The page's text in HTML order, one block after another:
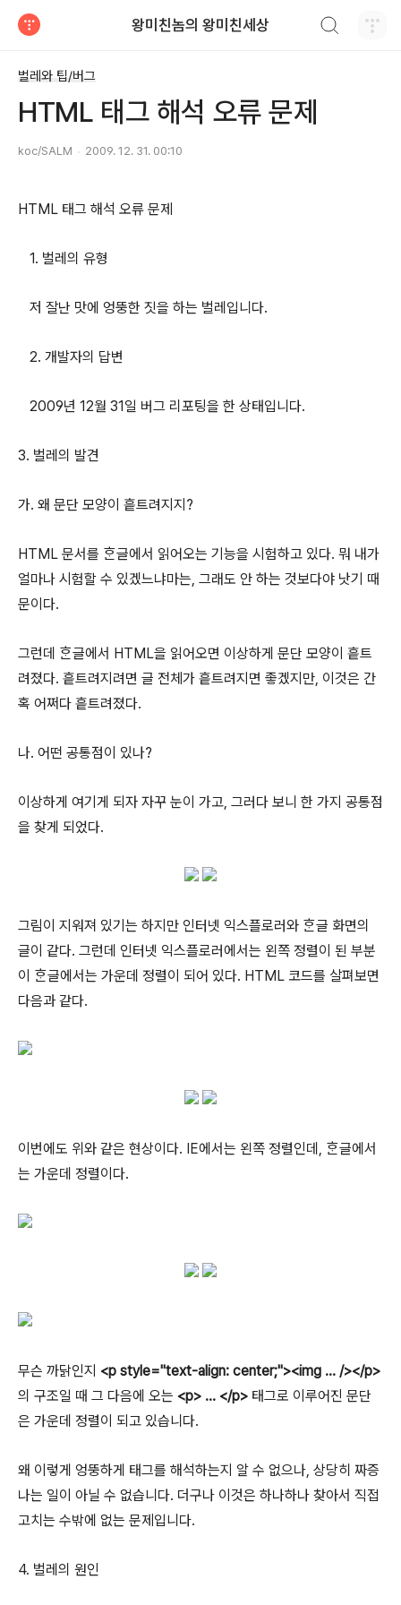
왕미친놈의 왕미친세상
벌레와 팁/버그
HTML 태그 해석 오류 문제
koc/SALM 2009. 12. 31. 00:10
HTML 태그 해석 오류 문제
1. 벌레의 유형
저 잘난 맛에 엉뚱한 짓을 하는 벌레입니다.
2. 개발자의 답변
2009년 12월 31일 버그 리포팅을 한 상태입니다.
3. 벌레의 발견
가. 왜 문단 모양이 흩트려지지?
HTML 문서를 ᄒᆞᆫ글에서 읽어오는 기능을 시험하고 있다. 뭐 내가
얼마나 시험할 수 있겠느냐마는, 그래도 안 하는 것보다야 낫기 때
문이다.
그런데 ᄒᆞᆫ글에서 HTML을 읽어오면 이상하게 문단 모양이 흩트
려졌다. 흩트려지려면 글 전체가 흩트려지면 좋겠지만, 이것은 간
혹 어쩌다 흩트려졌다.
나. 어떤 공통점이 있나?
이상하게 여기게 되자 자꾸 눈이 가고, 그러다 보니 한 가지 공통점
을 찾게 되었다.
그림이 지워져 있기는 하지만 인터넷 익스플로러와 ᄒᆞᆫ글 화면의
글이 같다. 그런데 인터넷 익스플로러에서는 왼쪽 정렬이 된 부분
이 ᄒᆞᆫ글에서는 가운데 정렬이 되어 있다. HTML 코드를 살펴보면
다음과 같다.
이번에도 위와 같은 현상이다. IE에서는 왼쪽 정렬인데, ᄒᆞᆫ글에서
는 가운데 정렬이다.
무슨 까닭인지 <p style="text-align: center;"><img … /></p>
의 구조일 때 그 다음에 오는 <p> … </p> 태그로 이루어진 문단
은 가운데 정렬이 되고 있습니다.
왜 이렇게 엉뚱하게 태그를 해석하는지 알 수 없으나, 상당히 짜증
나는 일이 아닐 수 없습니다. 더구나 이것은 하나하나 찾아서 직접
고치는 수밖에 없는 문제입니다.
4. 벌레의 원인